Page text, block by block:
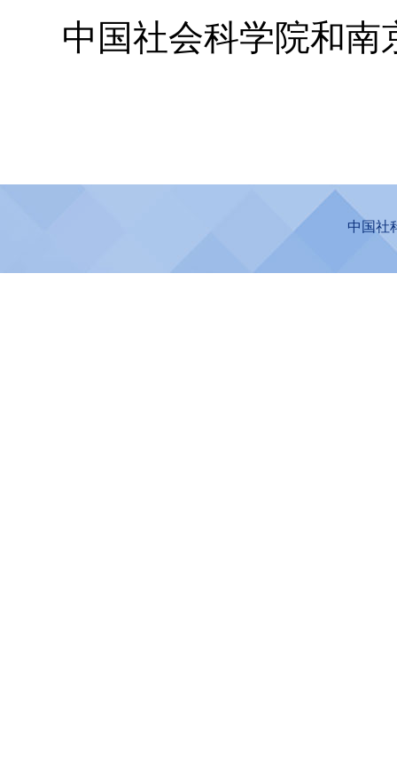
中国社会科学院和南
中国社